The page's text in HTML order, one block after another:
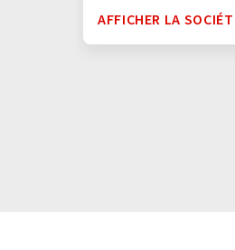
AFFICHER LA